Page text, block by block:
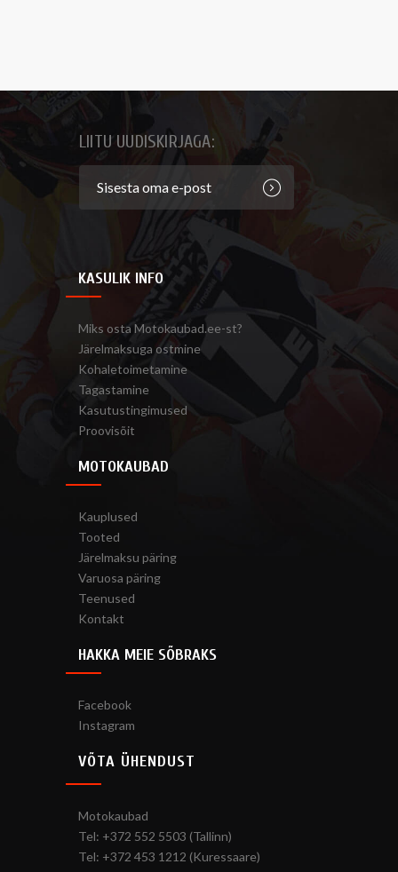
LIITU UUDISKIRJAGA:
KASULIK INFO
Miks osta Motokaubad.ee-st?
Järelmaksuga ostmine
Kohaletoimetamine
Tagastamine
Kasutustingimused
Proovisõit
MOTOKAUBAD
Kauplused
Tooted
Järelmaksu päring
Varuosa päring
Teenused
Kontakt
HAKKA MEIE SÕBRAKS
Facebook
Instagram
VÕTA ÜHENDUST
Motokaubad
Tel: +372 552 5503 (Tallinn)
Tel: +372 453 1212 (Kuressaare)